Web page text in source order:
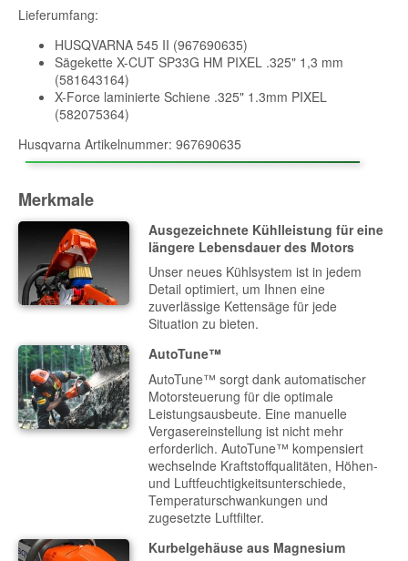
Lieferumfang:
HUSQVARNA 545 II (967690635)
Sägekette X-CUT SP33G HM PIXEL .325" 1,3 mm
(581643164)
X-Force laminierte Schiene .325" 1.3mm PIXEL
(582075364)
Husqvarna Artikelnummer: 967690635
Merkmale
Ausgezeichnete Kühlleistung für eine
längere Lebensdauer des Motors
Unser neues Kühlsystem ist in jedem
Detail optimiert, um Ihnen eine
zuverlässige Kettensäge für jede
Situation zu bieten.
AutoTune™
AutoTune™ sorgt dank automatischer
Motorsteuerung für die optimale
Leistungsausbeute. Eine manuelle
Vergasereinstellung ist nicht mehr
erforderlich. AutoTune™ kompensiert
wechselnde Kraftstoffqualitäten, Höhen-
und Luftfeuchtigkeitsunterschiede,
Temperaturschwankungen und
zugesetzte Luftfilter.
Kurbelgehäuse aus Magnesium